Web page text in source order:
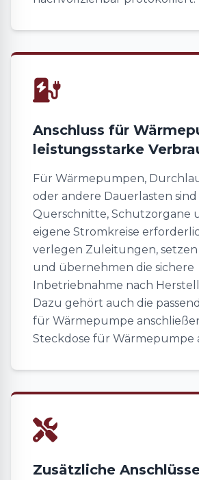
Anschluss für
leistungsstarke
Für Wärmepumpen,
oder andere Dauerlasten sind
Querschnitte, Schutzorgane
eigene Stromkreise
verlegen Zuleitungen,
und übernehmen die sichere
Inbetriebnahme nach
Dazu gehört auch die
für Wärmepumpe
Steckdose für Wärmepumpe
Zusätzliche